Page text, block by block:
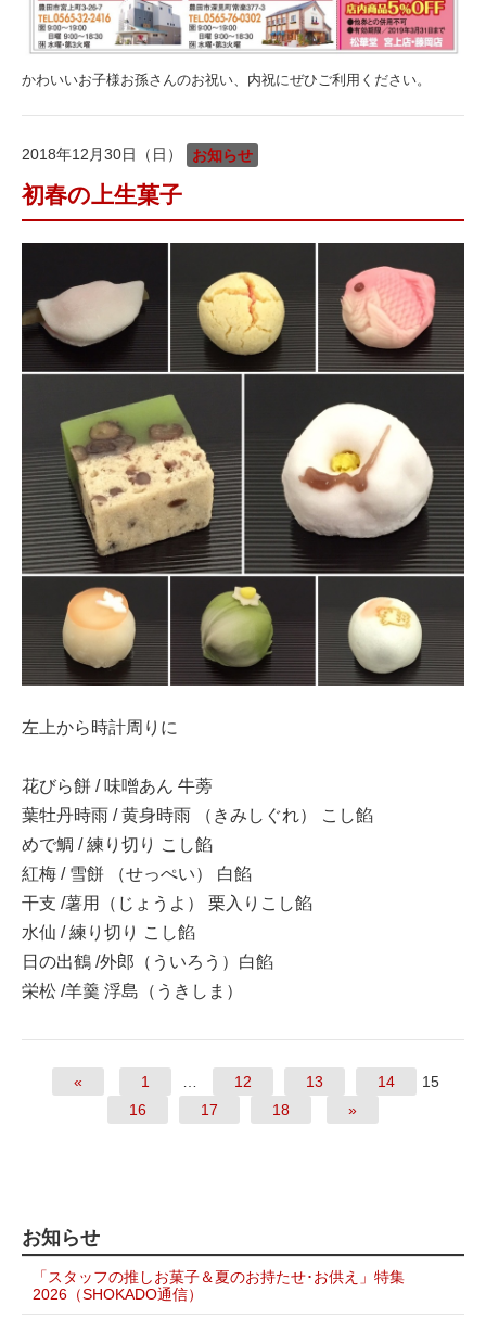
かわいいお子様お孫さんのお祝い、内祝にぜひご利用ください。
2018年12月30日（日） お知らせ
初春の上生菓子
左上から時計周りに
花びら餅 / 味噌あん 牛蒡
葉牡丹時雨 / 黄身時雨 （きみしぐれ） こし餡
めで鯛 / 練り切り こし餡
紅梅 / 雪餅 （せっぺい） 白餡
干支 /薯用（じょうよ） 栗入りこし餡
水仙 / 練り切り こし餡
日の出鶴 /外郎（ういろう）白餡
栄松 /羊羹 浮島（うきしま）
« 1 12 13 14
15
16
17 18 »
お知らせ
「スタッフの推しお菓子＆夏のお持たせ･お供え」特集
2026（SHOKADO通信）